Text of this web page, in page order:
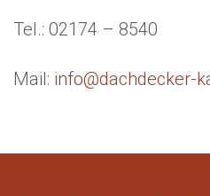
Tel.: 02174 – 8540
Mail: info@dachdecker-